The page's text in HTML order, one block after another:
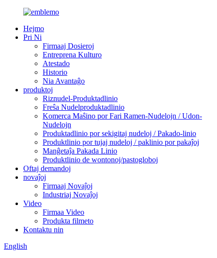
Hejmo
Pri Ni
Firmaaj Dosieroj
Entreprena Kulturo
Atestado
Historio
Nia Avantaĝo
produktoj
Riznudel-Produktadlinio
Freŝa Nudelproduktadlinio
Komerca Maŝino por Fari Ramen-Nudelojn / Udon-
Nudelojn
Produktadlinio por sekigitaj nudeloj / Pakado-linio
Produktlinio por tujaj nudeloj / paklinio por pakaĵoj
Manĝetaĵa Pakada Linio
Produktlinio de wontonoj/pastogloboj
Oftaj demandoj
novaĵoj
Firmaaj Novaĵoj
Industriaj Novaĵoj
Video
Firmaa Video
Produkta filmeto
Kontaktu nin
English